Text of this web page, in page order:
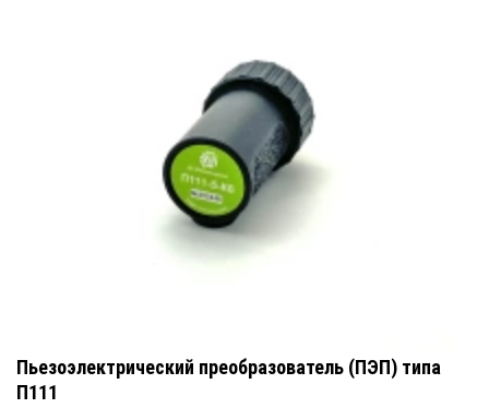
Пьезоэлектрический преобразователь (ПЭП) типа
П111